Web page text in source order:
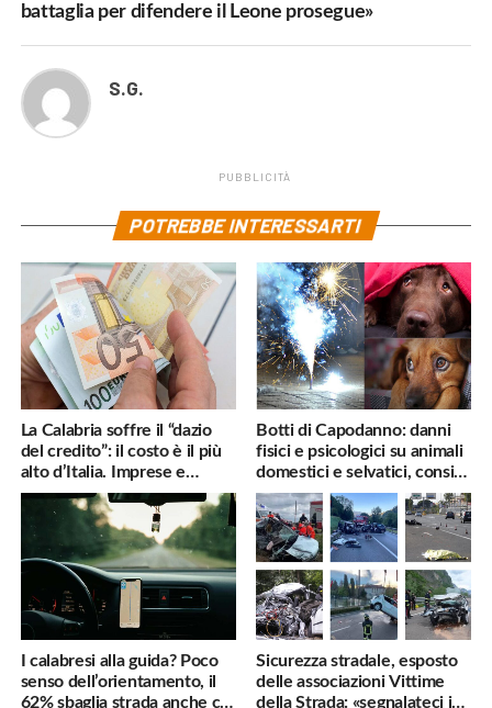
battaglia per difendere il Leone prosegue»
S.G.
PUBBLICITÀ
POTREBBE INTERESSARTI
La Calabria soffre il “dazio
del credito”: il costo è il più
alto d’Italia. Imprese e
famiglie penalizzate
Botti di Capodanno: danni
fisici e psicologici su animali
domestici e selvatici, consigli
utili
I calabresi alla guida? Poco
senso dell’orientamento, il
62% sbaglia strada anche col
Sicurezza stradale, esposto
delle associazioni Vittime
della Strada: «segnalateci i